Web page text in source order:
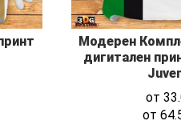
Модерен
дигитален
от
от